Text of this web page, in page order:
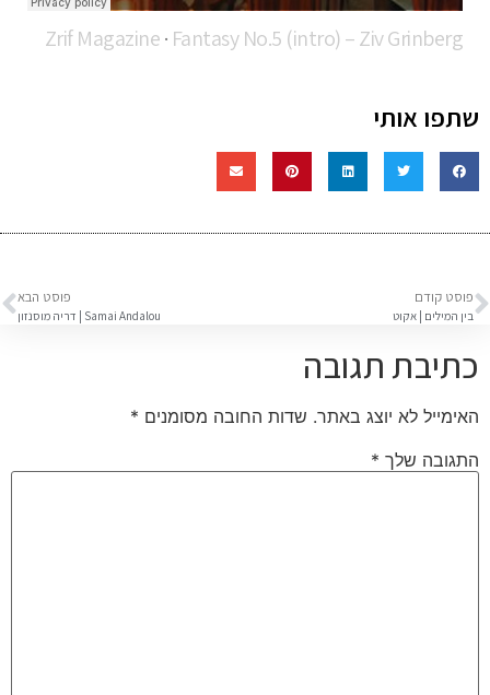
Zrif Magazine ·Fantasy No.5 (intro) – Ziv Grinberg
שתפו אותי
פוסט קודם
בין המילים | אקוט
פוסט הבא
Samai Andalou | דריה מוסנזון
כתיבת תגובה
האימייל לא יוצג באתר. שדות החובה מסומנים*
התגובה שלך*